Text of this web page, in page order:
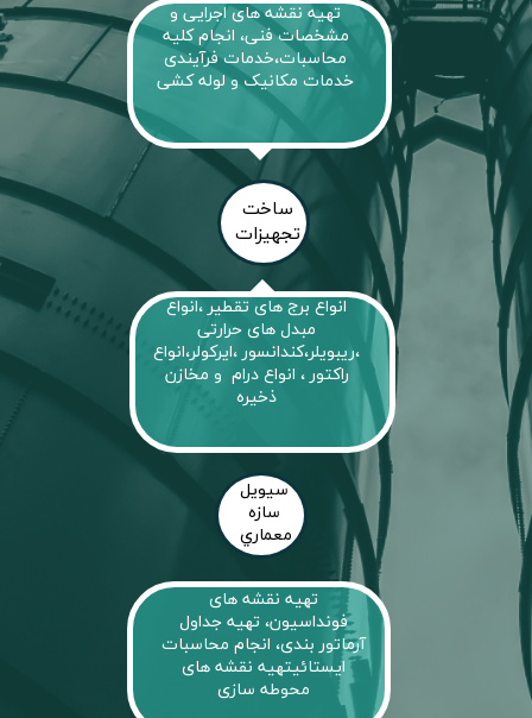
انواع برج های تقطیر ،انواع
مبدل های حرارتی
،ریبویلر،کندانسور ،ایرکولر،انواع
راکتور ، انواع درام و مخازن
ذخیره
تهیه نقشه های
فونداسیون، تهیه جداول
آرماتور بندی، انجام محاسبات
ایستائیتهیه نقشه های
محوطه سازی
تهیه نقشه های اجرایی و
مشخصات فنی، انجام کلیه
محاسبات،خدمات فرآیندی
خدمات مکانیک و لوله کشی
ساخت
تجهیزات
سیویل
سازه
معماري